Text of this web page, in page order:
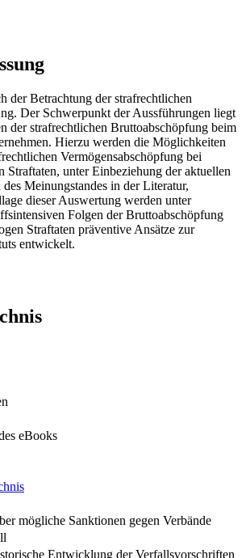
der Betrachtung der strafrechtlichen
Der Schwerpunkt der Aussführungen liegt
der strafrechtlichen Bruttoabschöpfung beim
Hierzu werden die Möglichkeiten
Vermögensabschöpfung bei
Straftaten, unter Einbeziehung der aktuellen
Meinungstandes in der Literatur,
dieser Auswertung werden unter
Folgen der Bruttoabschöpfung
Straftaten präventive Ansätze zur
eBooks
mögliche Sanktionen gegen Verbände